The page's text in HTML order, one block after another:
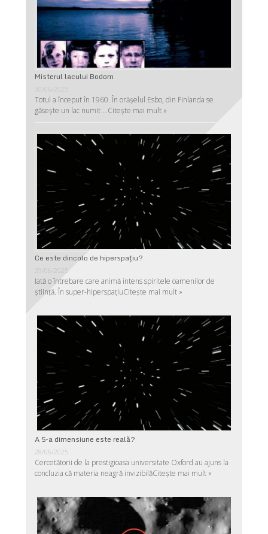
Misterul lacului Bodom
Totul a început în 1960. În orășelul Esbo, din Finlanda se
găsește un lac numit …Citește mai mult »
Ce este dincolo de hiperspaţiu?
29/06/2025
Iată o întrebare care animă intens spiritele oamenilor de
ştiinţă. În super-hiperspaţiuCitește mai mult »
A 5-a dimensiune este reală?
28/06/2025
Cercetătorii de la prestigioasa universitate Oxford au ajuns la
concluzia că materia neagră invizibilăCitește mai mult »